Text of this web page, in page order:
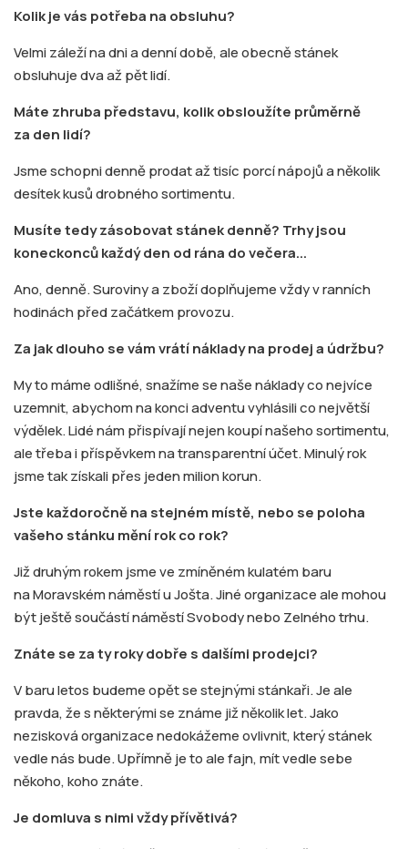
Kolik je vás potřeba na obsluhu?
Velmi záleží na dni a denní době, ale obecně stánek
obsluhuje dva až pět lidí.
Máte zhruba představu, kolik obsloužíte průměrně
za den lidí?
Jsme schopni denně prodat až tisíc porcí nápojů a několik
desítek kusů drobného sortimentu.
Musíte tedy zásobovat stánek denně? Trhy jsou
koneckonců každý den od rána do večera...
Ano, denně. Suroviny a zboží doplňujeme vždy v ranních
hodinách před začátkem provozu.
Za jak dlouho se vám vrátí náklady na prodej a údržbu?
My to máme odlišné, snažíme se naše náklady co nejvíce
uzemnit, abychom na konci adventu vyhlásili co největší
výdělek. Lidé nám přispívají nejen koupí našeho sortimentu,
ale třeba i příspěvkem na transparentní účet. Minulý rok
jsme tak získali přes jeden milion korun.
Jste každoročně na stejném místě, nebo se poloha
vašeho stánku mění rok co rok?
Již druhým rokem jsme ve zmíněném kulatém baru
na Moravském náměstí u Jošta. Jiné organizace ale mohou
být ještě součástí náměstí Svobody nebo Zelného trhu.
Znáte se za ty roky dobře s dalšími prodejci?
V baru letos budeme opět se stejnými stánkaři. Je ale
pravda, že s některými se známe již několik let. Jako
nezisková organizace nedokážeme ovlivnit, který stánek
vedle nás bude. Upřímně je to ale fajn, mít vedle sebe
někoho, koho znáte.
Je domluva s nimi vždy přívětivá?